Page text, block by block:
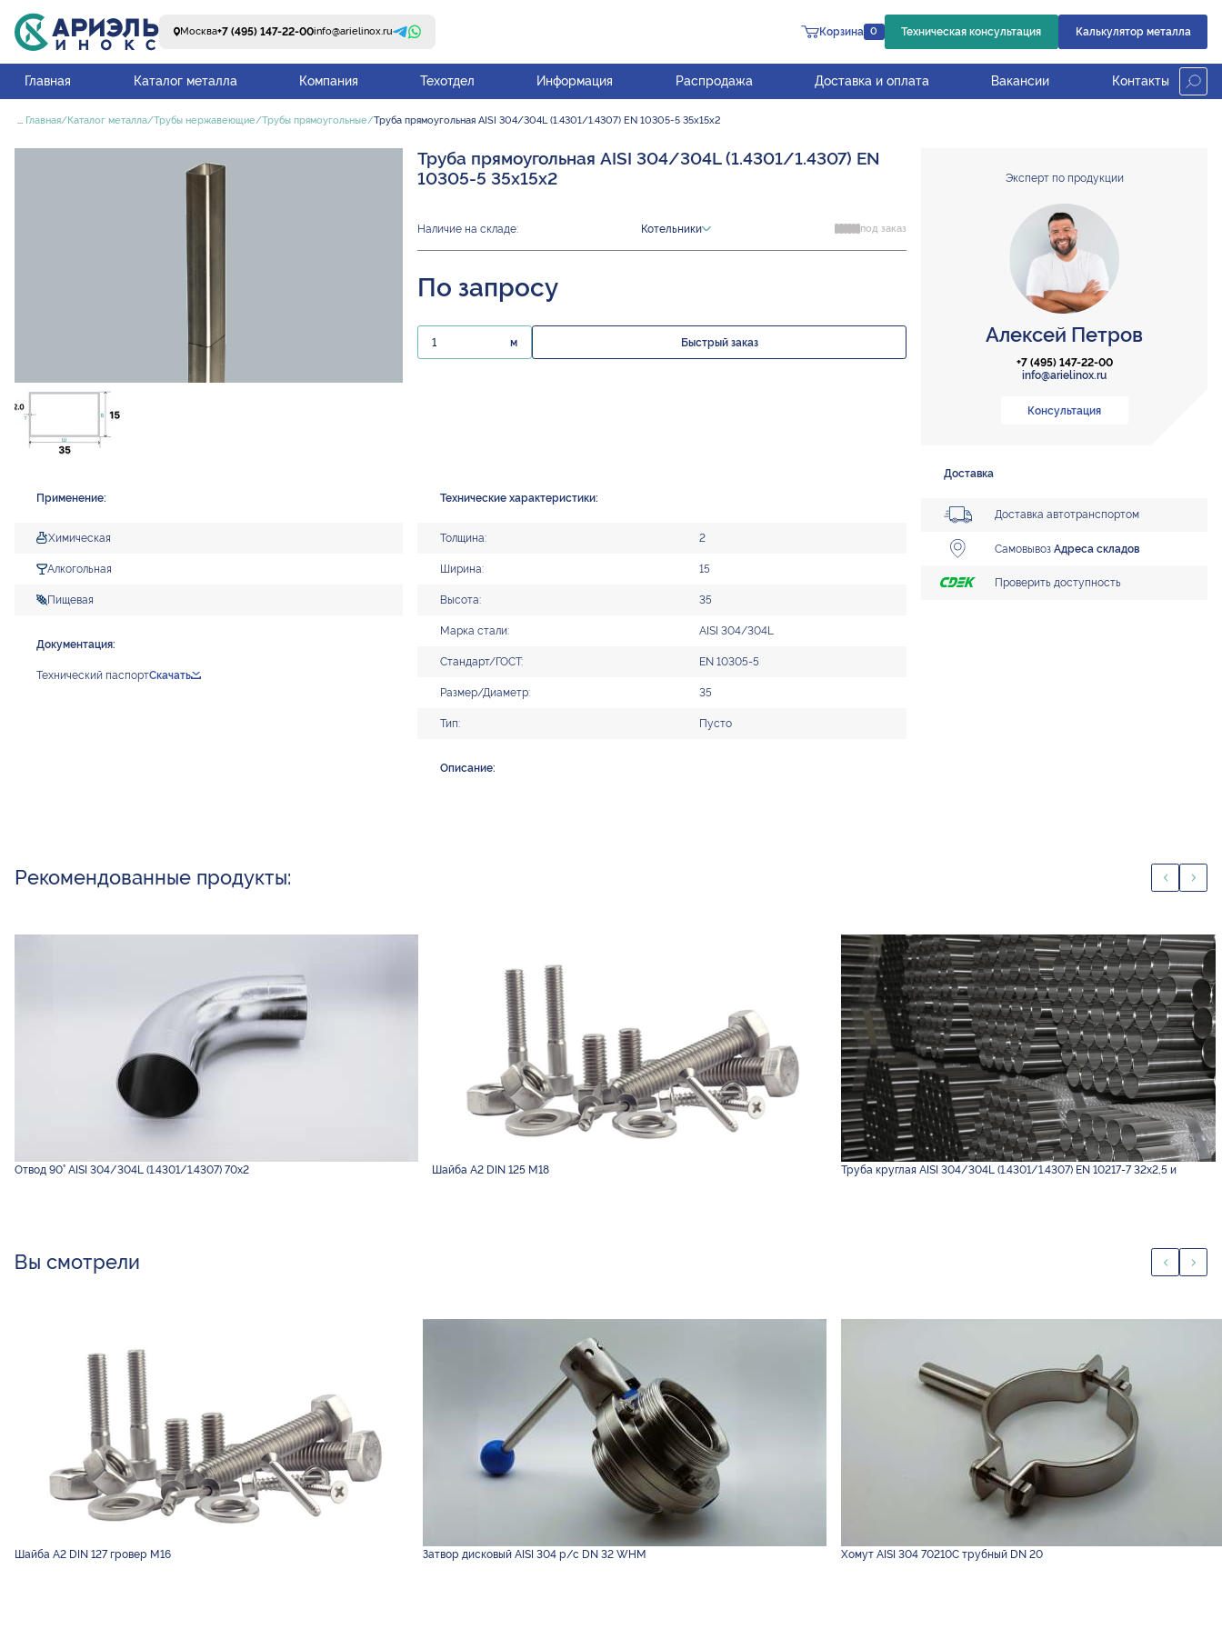
Москва+7 (495) 147-22-00info@arielinox.ru Корзина 0 Техническая консультация Калькулятор металла
Главная Каталог металла Компания Техотдел Информация Распродажа Доставка и оплата Вакансии Контакты
... Главная Каталог металла Трубы нержавеющие Трубы прямоугольные Труба прямоугольная AISI 304/304L (1.4301/1.4307) EN 10305-5 35х15х2
Труба прямоугольная AISI 304/304L (1.4301/1.4307) EN
10305-5 35х15х2
Наличие на складе: Котельники под заказ
По запросу
м Быстрый заказ
Применение:
Химическая
Алкогольная
Пищевая
Документация:
Технический паспортСкачать
Технические характеристики:
Толщина: 2
Ширина: 15
Высота: 35
Марка стали: AISI 304/304L
Стандарт/ГОСТ: EN 10305-5
Размер/Диаметр: 35
Тип: Пусто
Описание:
Эксперт по продукции
Алексей Петров
+7 (495) 147-22-00
info@arielinox.ru
Консультация
Доставка
Доставка автотранспортом
СамовывозАдреса складов
Проверить доступность
Рекомендованные продукты:
Отвод 90° AISI 304/304L (1.4301/1.4307) 70х2 Шайба А2 DIN 125 М18 Труба круглая AISI 304/304L (1.4301/1.4307) EN 10217-7 32х2,5 и
Вы смотрели
Шайба А2 DIN 127 гровер М16 Затвор дисковый AISI 304 р/с DN 32 WHM Хомут AISI 304 70210С трубный DN 20